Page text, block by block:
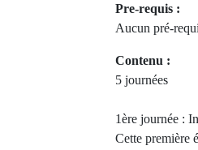
Pre-requis :
Aucun pré-
Contenu :
5 journées
1ère journée :
Cette première